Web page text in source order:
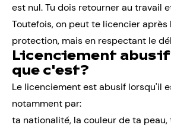
est nul. Tu dois retourner au travail
Toutefois, on peut te licencier
protection, mais en respectant le
Licenciement
que c'est?
Le licenciement est abusif lorsqu'il
notamment par:
ta nationalité, la couleur de ta peau,